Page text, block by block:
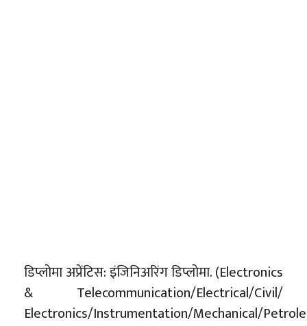
डिप्लोमा अप्रेंटिस: इंजिनिअरिंग डिप्लोमा. (Electronics
& Telecommunication/Electrical/Civil/
Electronics/Instrumentation/Mechanical/